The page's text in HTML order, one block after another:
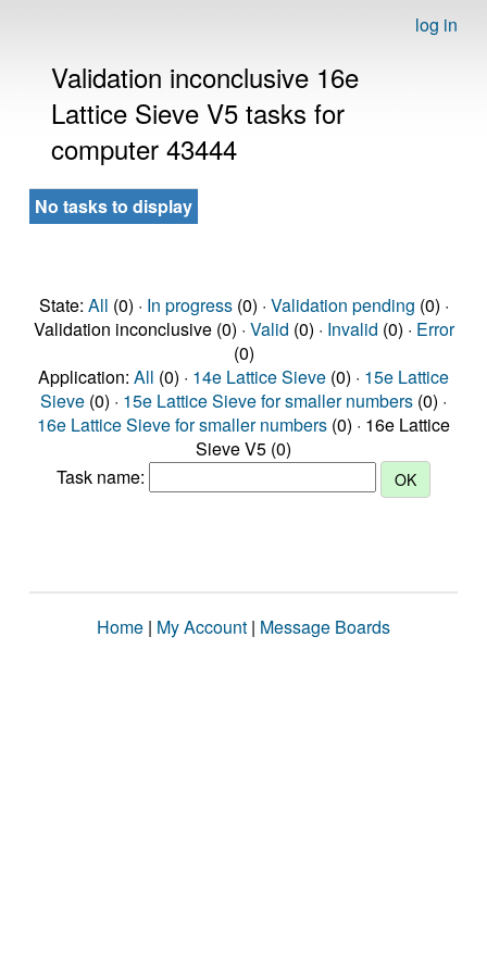
log in
Validation inconclusive 16e
Lattice Sieve V5 tasks for
computer 43444
No tasks to display
State: All (0) · In progress(0) · Validation pending (0) ·
Validation inconclusive (0) · Valid (0) · Invalid (0) · Error
(0)
Application: All (0) · 14e Lattice Sieve (0) · 15e Lattice
Sieve (0) · 15e Lattice Sieve for smaller numbers (0) ·
16e Lattice Sieve for smaller numbers (0) · 16e Lattice
Sieve V5 (0)
Task name:
Home | My Account | Message Boards